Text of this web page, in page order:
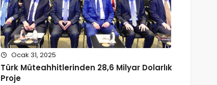
Ocak 31, 2025
Türk Müteahhitlerinden 28,6 Milyar Dolarlık
Proje